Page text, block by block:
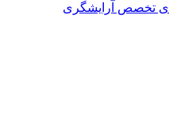
تخصص آرایشگری